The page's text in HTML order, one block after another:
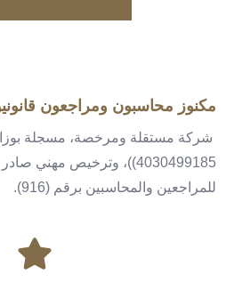
مكنوز محاسبون ومراجعون
شركة مستقلة ومرخصة، مسجلة
4030499185))، وترخيص مهني
للمراجعين والمحاسبين برقم (916).